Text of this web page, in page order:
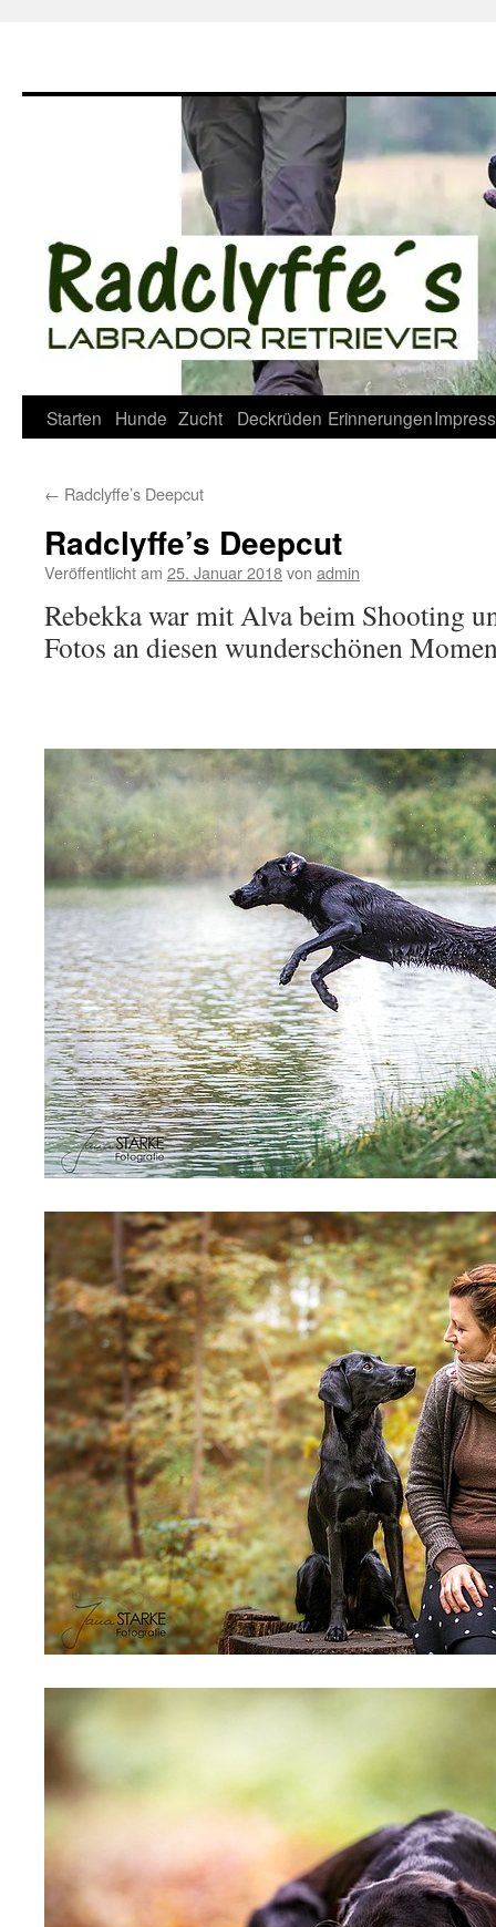
Starten Hunde Zucht Deckrüden Erinnerungen
← Radclyffe’s Deepcut
Radclyffe’s Deepcut
Veröffentlicht am 25. Januar 2018von admin
Rebekka war mit Alva beim Shooting
Fotos an diesen wunderschönen